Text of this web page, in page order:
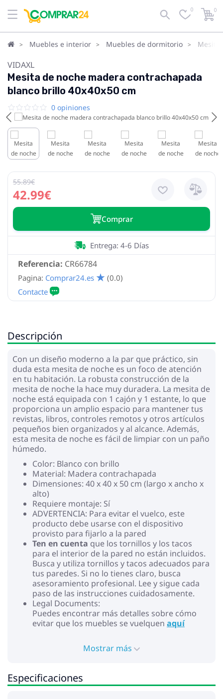
0 0
Muebles e interior Muebles de dormitorio
VIDAXL
Mesita de noche madera contrachapada
blanco brillo 40x40x50 cm
0 opiniones
42.99€
55.89€
Сomprar
Referencia: CR66784
Entrega: 4-6 Días
Pagina: Comprar24.es (0.0)
Descripción
Con un diseño moderno a la par que práctico, sin
duda esta mesita de noche es un foco de atención
en tu habitación. La robusta construcción de la
mesita de noche la hace muy duradera. La mesita de
noche está equipada con 1 cajón y 1 estante, lo que
proporciona un amplio espacio para mantener tus
revistas, libros, controles remotos y otros artículos
pequeños bien organizados y al alcance. Además,
esta mesita de noche es fácil de limpiar con un paño
húmedo.
Color: Blanco con brillo
Material: Madera contrachapada
Dimensiones: 40 x 40 x 50 cm (largo x ancho x
alto)
Requiere montaje: Sí
ADVERTENCIA: Para evitar el vuelco, este
producto debe usarse con el dispositivo
provisto para fijarlo a la pared
Ten en cuenta que los tornillos y los tacos
para el interior de la pared no están incluidos.
Busca y utiliza tornillos y tacos adecuados para
tus paredes. Si no lo tienes claro, busca
asesoramiento profesional. Lee y sigue cada
paso de las instrucciones cuidadosamente.
Legal Documents:
Puedes encontrar más detalles sobre cómo
evitar que los muebles se vuelquen aquí
Mostrar más
Especificaciones